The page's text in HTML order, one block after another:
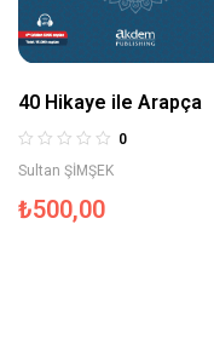
40 Hikaye ile Arapça
0
Sultan ŞİMŞEK
₺500,00